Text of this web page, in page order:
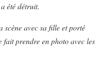
été détruit.
scène avec sa fille et porté
fait prendre en photo avec les